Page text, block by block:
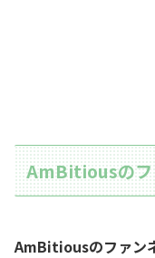
AmBitiousのフ
AmBitiousのファン